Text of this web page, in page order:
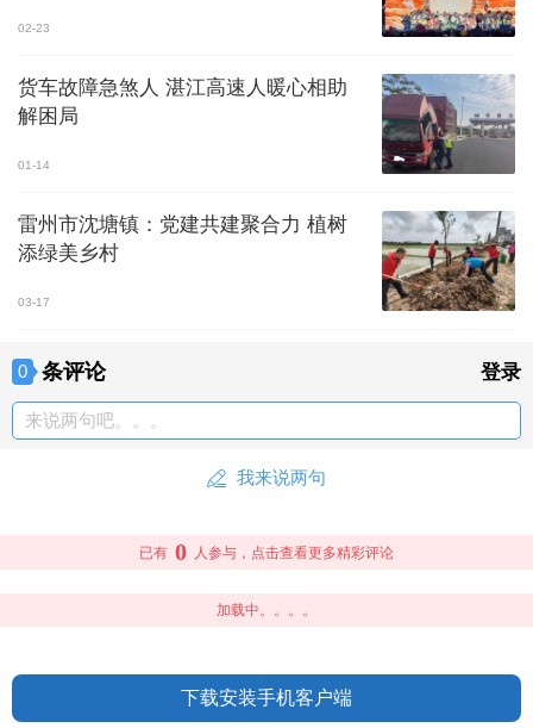
02-23
货车故障急煞人 湛江高速人暖心相助
解困局
01-14
雷州市沈塘镇：党建共建聚合力 植树
添绿美乡村
03-17
0 条评论 登录
来说两句吧。。。
我来说两句
已有 0 人参与，点击查看更多精彩评论
加载中。。。。
下载安装手机客户端